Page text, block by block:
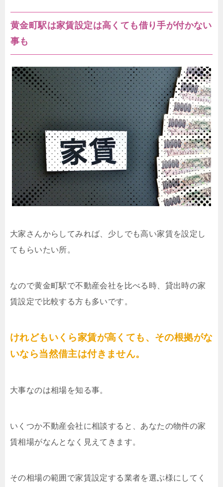
黄金町駅は家賃設定は高くても借り手が付かない
事も
大家さんからしてみれば、少しでも高い家賃を設定し
てもらいたい所。
なので黄金町駅で不動産会社を比べる時、貸出時の家
賃設定で比較する方も多いです。
けれどもいくら家賃が高くても、その根拠がな
いなら当然借主は付きません。
大事なのは相場を知る事。
いくつか不動産会社に相談すると、あなたの物件の家
賃相場がなんとなく見えてきます。
その相場の範囲で家賃設定する業者を選ぶ様にしてく